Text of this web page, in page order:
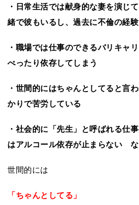
・日常生活では献身的な妻を演じ
緒で彼もいるし、過去に不倫の経
・職場では仕事のできるバリキャ
べったり依存してしまう
・世間的にはちゃんとしてると言
かりで苦労している
・社会的に「先生」と呼ばれる仕
はアルコール依存が止まらない
世間的には
「ちゃんとしてる」